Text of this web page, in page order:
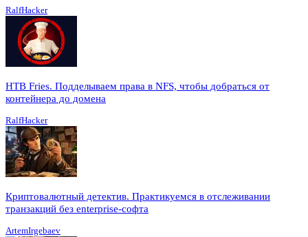
RalfHacker
HTB Fries. Подделываем права в NFS, чтобы добраться от
контейнера до домена
RalfHacker
Криптовалютный детектив. Практикуемся в отслеживании
транзакций без enterprise-софта
ArtemIrgebaev